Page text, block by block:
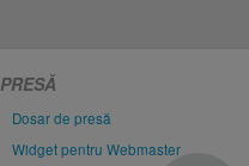
PRESĂ
Dosar de presă
Widget pentru Webmaster